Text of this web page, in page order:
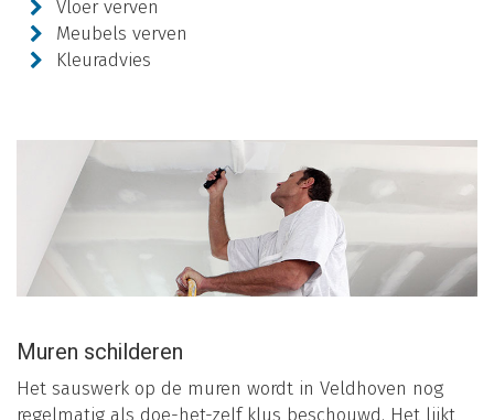
Vloer verven
Meubels verven
Kleuradvies
Muren schilderen
Het sauswerk op de muren wordt in Veldhoven nog
regelmatig als doe-het-zelf klus beschouwd. Het lijkt